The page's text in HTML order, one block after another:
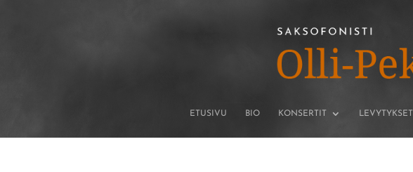
ETUSIVU BIO KONSERTIT LEVYTYKSET